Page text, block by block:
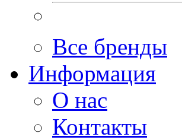
Все бренды
Информация
О нас
Контакты